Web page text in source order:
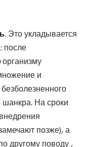
. Это укладывается
после
организму
и
На сроки
позже), а
другому поводу ,